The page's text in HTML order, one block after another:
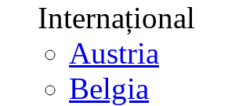
Internațional
Austria
Belgia